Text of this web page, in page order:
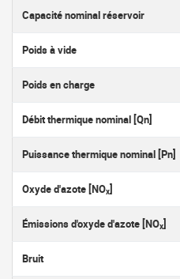
Capacité nominal réservoir
Poids à vide
Poids en charge
Débit thermique nominal [Qn]
Puissance thermique nominal [Pn]
Oxyde d'azote [NOx]
Émissions d'oxyde d'azote [NOx]
Bruit